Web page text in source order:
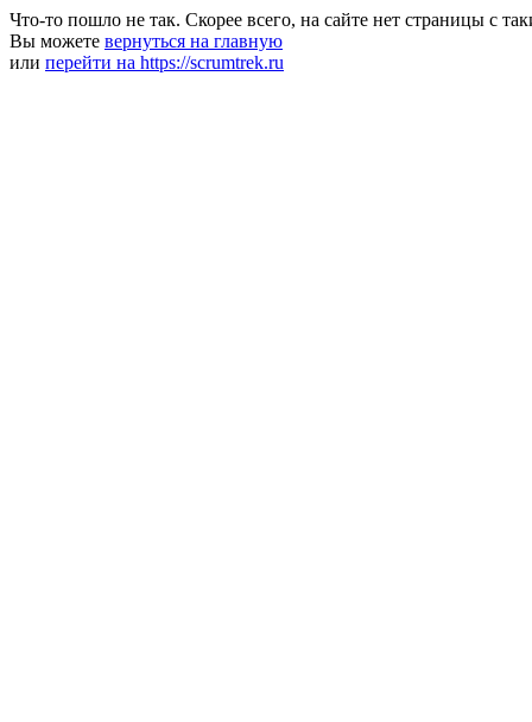
Что-то пошло не так. Скорее всего, на сайте нет страницы с
Вы можете вернуться на главную
или перейти на https://scrumtrek.ru